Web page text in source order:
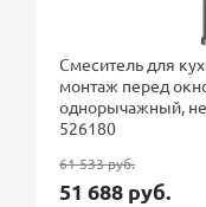
Смеситель для
монтаж перед
однорычажный,
526180
61 533 руб.
51 688 руб.